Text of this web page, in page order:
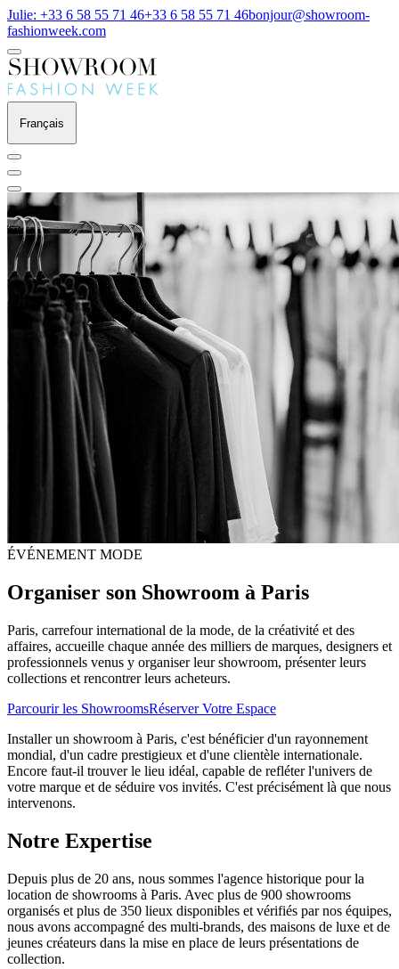
Julie: +33 6 58 55 71 46+33 6 58 55 71 46bonjour@showroom-
fashionweek.com
Français
ÉVÉNEMENT MODE
Organiser son Showroom à Paris
Paris, carrefour international de la mode, de la créativité et des
affaires, accueille chaque année des milliers de marques, designers et
professionnels venus y organiser leur showroom, présenter leurs
collections et rencontrer leurs acheteurs.
Parcourir les ShowroomsRéserver Votre Espace
Installer un showroom à Paris, c'est bénéficier d'un rayonnement
mondial, d'un cadre prestigieux et d'une clientèle internationale.
Encore faut-il trouver le lieu idéal, capable de refléter l'univers de
votre marque et de séduire vos invités. C'est précisément là que nous
intervenons.
Notre Expertise
Depuis plus de 20 ans, nous sommes l'agence historique pour la
location de showrooms à Paris. Avec plus de 900 showrooms
organisés et plus de 350 lieux disponibles et vérifiés par nos équipes,
nous avons accompagné des multi-brands, des maisons de luxe et de
jeunes créateurs dans la mise en place de leurs présentations de
collection.